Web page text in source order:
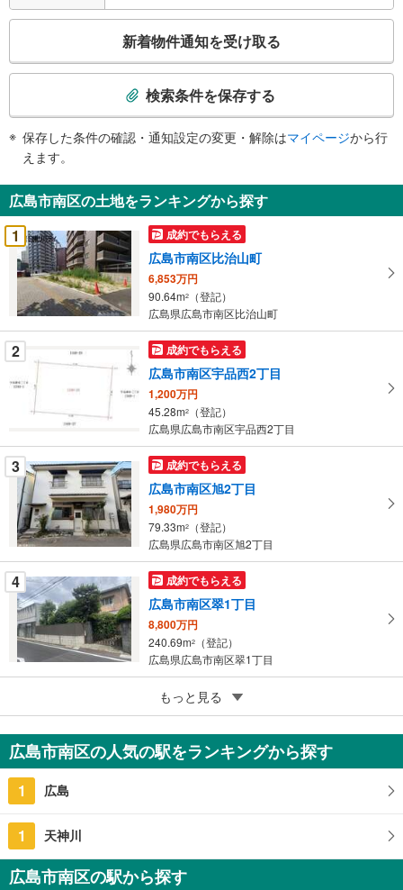
検
知
を
受
け
取
る
・
件
を
マ
ー
ジ
保
存
す
る
新着物件通知を受け取る
検索条件を保存する
保存した条件の確認・通知設定の変更・解除はマイページから行
えます。
広島市南区の土地をランキングから探す
1
成約でもらえる
広島市南区比治山町
6,853万円
90.64m2
（登記）
広島県広島市南区比治山町
2 成約でもらえる
広島市南区宇品西2丁目
1,200万円
45.28m2
（登記）
広島県広島市南区宇品西2丁目
3 成約でもらえる
広島市南区旭2丁目
1,980万円
79.33m2
（登記）
広島県広島市南区旭2丁目
4 成約でもらえる
広島市南区翠1丁目
8,800万円
240.69m2
（登記）
広島県広島市南区翠1丁目
成約でもらえる
広島市南区段原2丁目
5,980万円
74.32m （登記）
もっと見る
広島市南区の人気の駅をランキングから探す
1 広島
1 天神川
広島市南区の駅から探す